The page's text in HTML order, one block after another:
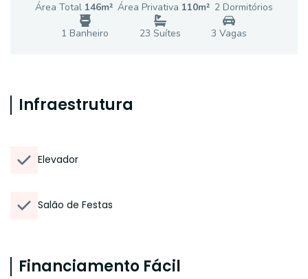
Área Total 146m² Área Privativa 110m² 2 Dormitórios
1 Banheiro 23 Suítes 3 Vagas
Infraestrutura
Elevador
Salão de Festas
Financiamento Fácil